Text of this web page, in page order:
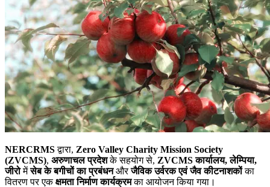
NERCRMSद्वारा, Zero Valley Charity Mission Society
(ZVCMS), अरुणाचल प्रदेशके सहयोग से, ZVCMS कार्यालय, लेम्पिया,
जीरोमेंसेब के बगीचों का प्रबंधनऔरजैविक उर्वरक एवं जैव कीटनाशकोंका
वितरण पर एकक्षमता निर्माण कार्यक्रमका आयोजन किया गया।